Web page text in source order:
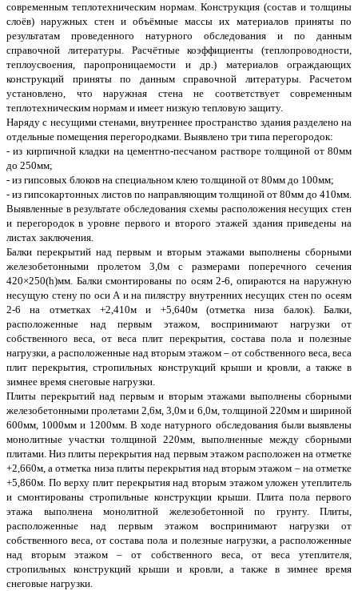
современным теплотехническим нормам. Конструкция (состав и толщины
слоёв) наружных стен и объёмные массы их материалов приняты по
результатам проведенного натурного обследования и по данным
справочной литературы. Расчётные коэффициенты (теплопроводности,
теплоусвоения, паропроницаемости и др.) материалов ограждающих
конструкций приняты по данным справочной литературы. Расчетом
установлено, что наружная стена не соответствует современным
теплотехническим нормам и имеет низкую тепловую защиту.
Наряду с несущими стенами, внутреннее пространство здания разделено на
отдельные помещения перегородками. Выявлено три типа перегородок:
- из кирпичной кладки на цементно-песчаном растворе толщиной от 80мм
до 250мм;
- из гипсовых блоков на специальном клею толщиной от 80мм до 100мм;
- из гипсокартонных листов по направляющим толщиной от 80мм до 410мм.
Выявленные в результате обследования схемы расположения несущих стен
и перегородок в уровне первого и второго этажей здания приведены на
листах заключения.
Балки перекрытий над первым и вторым этажами выполнены сборными
железобетонными пролетом 3,0м с размерами поперечного сечения
420×250(h)мм. Балки смонтированы по осям 2-6, опираются на наружную
несущую стену по оси А и на пилястру внутренних несущих стен по осеям
2-6 на отметках +2,410м и +5,640м (отметка низа балок). Балки,
расположенные над первым этажом, воспринимают нагрузки от
собственного веса, от веса плит перекрытия, состава пола и полезные
нагрузки, а расположенные над вторым этажом – от собственного веса, веса
плит перекрытия, стропильных конструкций крыши и кровли, а также в
зимнее время снеговые нагрузки.
Плиты перекрытий над первым и вторым этажами выполнены сборными
железобетонными пролетами 2,6м, 3,0м и 6,0м, толщиной 220мм и шириной
600мм, 1000мм и 1200мм. В ходе натурного обследования были выявлены
монолитные участки толщиной 220мм, выполненные между сборными
плитами. Низ плиты перекрытия над первым этажом расположен на отметке
+2,660м, а отметка низа плиты перекрытия над вторым этажом – на отметке
+5,860м. По верху плит перекрытия над вторым этажом уложен утеплитель
и смонтированы стропильные конструкции крыши. Плита пола первого
этажа выполнена монолитной железобетонной по грунту. Плиты,
расположенные над первым этажом воспринимают нагрузки от
собственного веса, от состава пола и полезные нагрузки, а расположенные
над вторым этажом – от собственного веса, от веса утеплителя,
стропильных конструкций крыши и кровли, а также в зимнее время
снеговые нагрузки.